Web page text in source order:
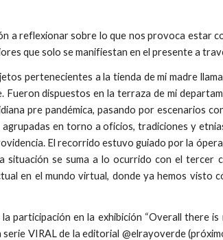
a reflexionar sobre lo que nos provoca estar
que solo se manifiestan en el presente a
pertenecientes a la tienda de mi madre
dispuestos en la terraza de mi
pre pandémica, pasando por escenarios
agrupadas en torno a oficios, tradiciones y
El recorrido estuvo guiado por la
situación se suma a lo ocurrido con el tercer
en el mundo virtual, donde ya hemos
participación en la exhibición “Overall there
VIRAL de la editorial @elrayoverde